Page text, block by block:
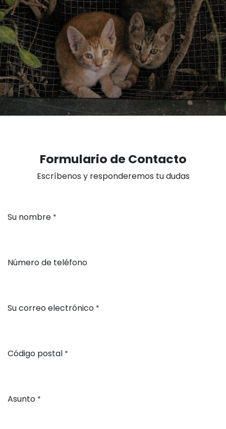
Formulario de Contacto
Escríbenos y responderemos tu dudas
Su nombre *
Número de teléfono
Su correo electrónico *
Código postal *
Asunto *